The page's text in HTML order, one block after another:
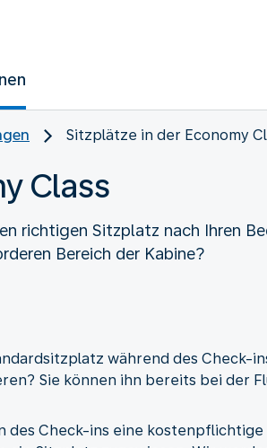
Sitzplätze in der Economy
Class
richtigen Sitzplatz nach Ihren
Bereich der Kabine?
während des Check-
Sie können ihn bereits bei der
des Check-ins eine